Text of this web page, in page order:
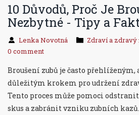
10 Důvodů, Proč Je
Nezbytné - Tipy a
Lenka Novotná
Zdraví a
0 comment
Broušení zubů je často
důležitým krokem pro udržení
Tento proces může pomoci
skus a zabránit vzniku zubních